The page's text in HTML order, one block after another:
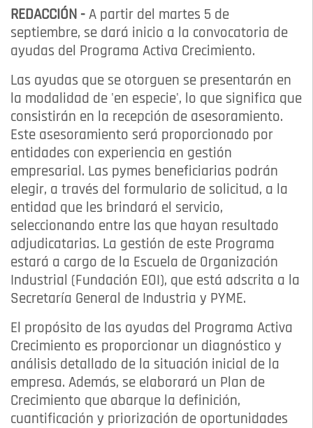
REDACCIÓN - A partir del martes 5 de
septiembre, se dará inicio a la convocatoria de
ayudas del Programa Activa Crecimiento.
Las ayudas que se otorguen se presentarán en
la modalidad de 'en especie', lo que significa que
consistirán en la recepción de asesoramiento.
Este asesoramiento será proporcionado por
entidades con experiencia en gestión
empresarial. Las pymes beneficiarias podrán
elegir, a través del formulario de solicitud, a la
entidad que les brindará el servicio,
seleccionando entre las que hayan resultado
adjudicatarias. La gestión de este Programa
estará a cargo de la Escuela de Organización
Industrial (Fundación EOI), que está adscrita a la
Secretaría General de Industria y PYME.
El propósito de las ayudas del Programa Activa
Crecimiento es proporcionar un diagnóstico y
análisis detallado de la situación inicial de la
empresa. Además, se elaborará un Plan de
Crecimiento que abarque la definición,
cuantificación y priorización de oportunidades